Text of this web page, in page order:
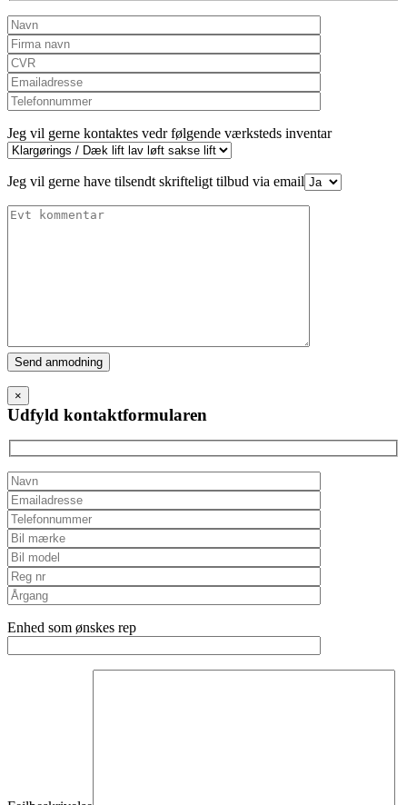
Jeg vil gerne kontaktes vedr følgende værksteds inventar
Jeg vil gerne have tilsendt skrifteligt tilbud via email
Please
leave
this
field
empty.
×
Udfyld kontaktformularen
Enhed som ønskes rep